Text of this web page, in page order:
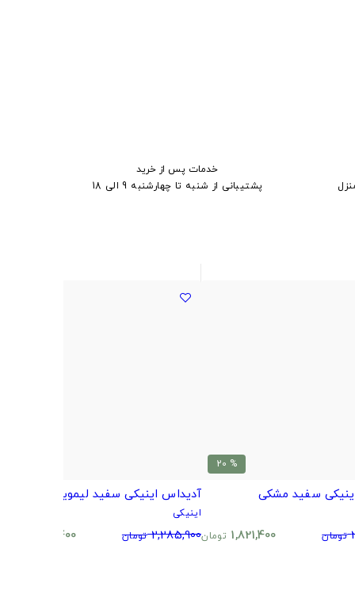
خدمات پس از خرید
پشتیبانی از شنبه تا چهارشنبه 9 الی 18
% 20
سفید مشکی
تومان 1,821,400 تومان
آدیداس اینیکی سفید لیمویی
اینیکی
2,285,900 تومان 1,821,400